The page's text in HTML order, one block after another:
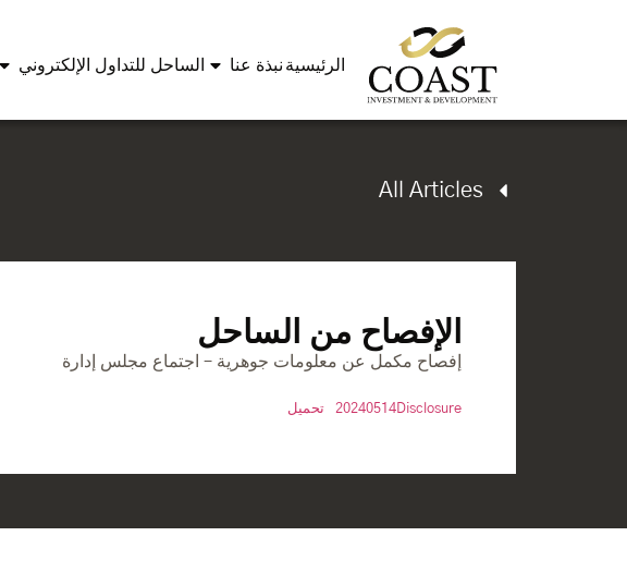
الرئيسية نبذة عنا الساحل للتداول الإلكتروني
All Articles
الإفصاح من الساحل
إفصاح مكمل عن معلومات جوهرية – اجتماع مجلس إدارة
20240514Disclosure تحميل